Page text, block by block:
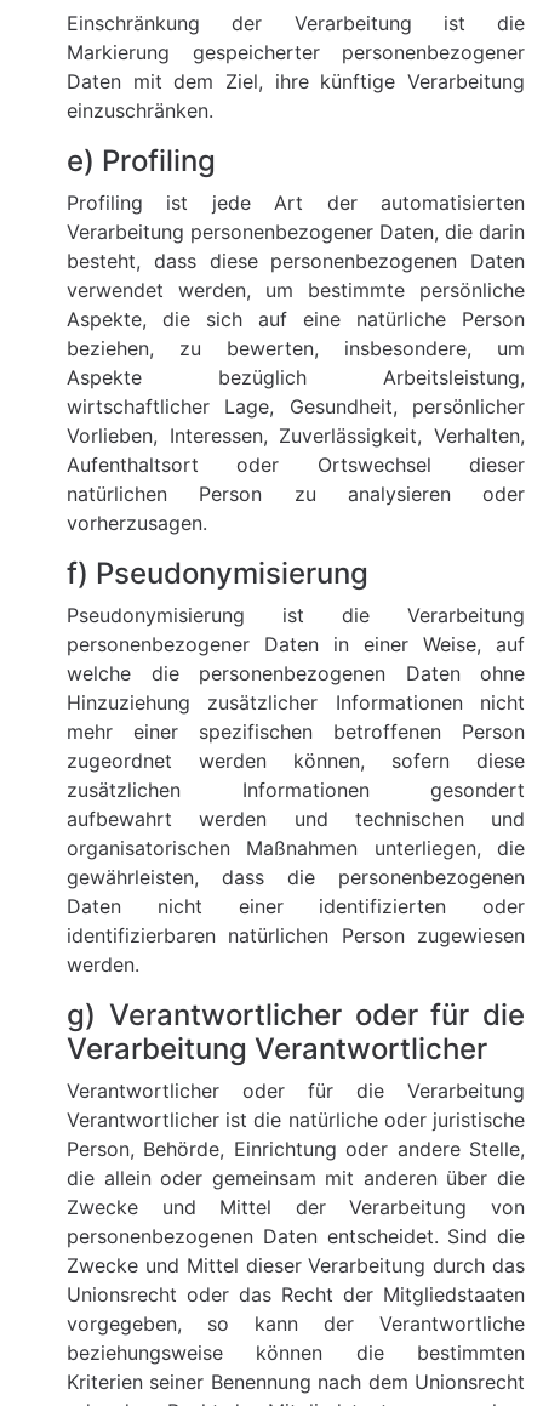
Einschränkung der Verarbeitung ist die
Markierung gespeicherter personenbezogener
Daten mit dem Ziel, ihre künftige Verarbeitung
einzuschränken.
e) Profiling
Profiling ist jede Art der automatisierten
Verarbeitung personenbezogener Daten, die darin
besteht, dass diese personenbezogenen Daten
verwendet werden, um bestimmte persönliche
Aspekte, die sich auf eine natürliche Person
beziehen, zu bewerten, insbesondere, um
Aspekte bezüglich Arbeitsleistung,
wirtschaftlicher Lage, Gesundheit, persönlicher
Vorlieben, Interessen, Zuverlässigkeit, Verhalten,
Aufenthaltsort oder Ortswechsel dieser
natürlichen Person zu analysieren oder
vorherzusagen.
f) Pseudonymisierung
Pseudonymisierung ist die Verarbeitung
personenbezogener Daten in einer Weise, auf
welche die personenbezogenen Daten ohne
Hinzuziehung zusätzlicher Informationen nicht
mehr einer spezifischen betroffenen Person
zugeordnet werden können, sofern diese
zusätzlichen Informationen gesondert
aufbewahrt werden und technischen und
organisatorischen Maßnahmen unterliegen, die
gewährleisten, dass die personenbezogenen
Daten nicht einer identifizierten oder
identifizierbaren natürlichen Person zugewiesen
werden.
g) Verantwortlicher oder für die
Verarbeitung Verantwortlicher
Verantwortlicher oder für die Verarbeitung
Verantwortlicher ist die natürliche oder juristische
Person, Behörde, Einrichtung oder andere Stelle,
die allein oder gemeinsam mit anderen über die
Zwecke und Mittel der Verarbeitung von
personenbezogenen Daten entscheidet. Sind die
Zwecke und Mittel dieser Verarbeitung durch das
Unionsrecht oder das Recht der Mitgliedstaaten
vorgegeben, so kann der Verantwortliche
beziehungsweise können die bestimmten
Kriterien seiner Benennung nach dem Unionsrecht